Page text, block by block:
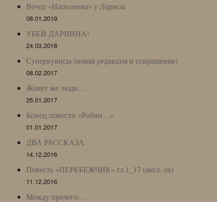
Вечер «Наполеона» у Ларисы
08.01.2019
УБЕЙ ДАРВИНА!
24.03.2018
Суперкукисы (новая редакция и сокращение)
08.02.2017
Живут же люди…
25.01.2017
Конец повести «Робин…»
01.01.2017
ДВА РАССКАЗА
14.12.2016
Повесть «ПЕРЕБЕЖЧИК» гл.1_17 (англ. en)
11.12.2016
Между прочего…